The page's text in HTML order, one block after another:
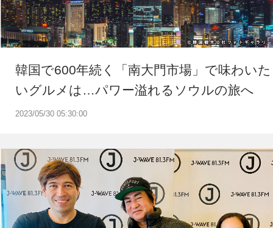
2023/05/30 05:30:00
韓国で600年続く「南大門市場」で味わいた
いグルメは…パワー溢れるソウルの旅へ